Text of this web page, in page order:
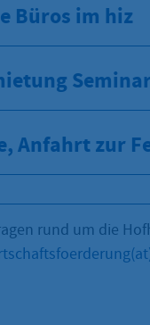
Büros im hiz
Anfahrt zur
rund um die